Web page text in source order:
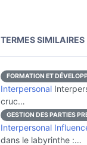
TERMES SIMILAIRES
FORMATION ET
Interpersonal
cruc…
GESTION DES PARTIES
Interpersonal
dans le labyrinthe :…